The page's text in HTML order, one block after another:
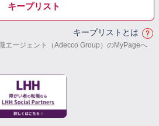
キープリスト
キープリストとは
エージェント（Adecco Group）のMyPageへ